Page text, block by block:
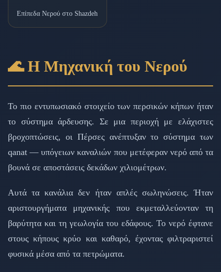
Επίπεδα Νερού στο Shazdeh
🌊 Η Μηχανική του Νερού
Το πιο εντυπωσιακό στοιχείο των περσικών κήπων ήταν
το σύστημα άρδευσης. Σε μια περιοχή με ελάχιστες
βροχοπτώσεις, οι Πέρσες ανέπτυξαν το σύστημα των
qanat — υπόγειων καναλιών που μετέφεραν νερό από τα
βουνά σε αποστάσεις δεκάδων χιλιομέτρων.
Αυτά τα κανάλια δεν ήταν απλές σωληνώσεις. Ήταν
αριστουργήματα μηχανικής που εκμεταλλεύονταν τη
βαρύτητα και τη γεωλογία του εδάφους. Το νερό έφτανε
στους κήπους κρύο και καθαρό, έχοντας φιλτραριστεί
φυσικά μέσα από τα πετρώματα.